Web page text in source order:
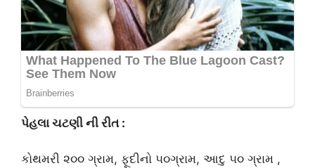
પેહલા ચટણી ની રીત :
કોથમરી ૨૦૦ ગ્રામ, ફૂદીનો ૫૦ગ્રામ, આદુ ૫૦ ગ્રામ ,